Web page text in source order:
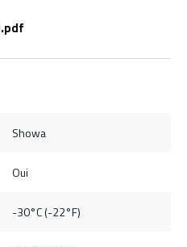
Showa
Oui
-30°C (-22°F)